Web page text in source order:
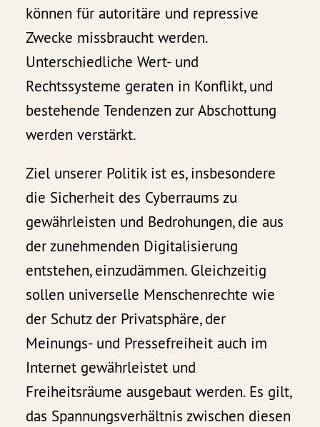
können für autoritäre und repressive
Zwecke missbraucht werden.
Unterschiedliche Wert- und
Rechtssysteme geraten in Konflikt, und
bestehende Tendenzen zur Abschottung
werden verstärkt.
Ziel unserer Politik ist es, insbesondere
die Sicherheit des Cyberraums zu
gewährleisten und Bedrohungen, die aus
der zunehmenden Digitalisierung
entstehen, einzudämmen. Gleichzeitig
sollen universelle Menschenrechte wie
der Schutz der Privatsphäre, der
Meinungs- und Pressefreiheit auch im
Internet gewährleistet und
Freiheitsräume ausgebaut werden. Es gilt,
das Spannungsverhältnis zwischen diesen